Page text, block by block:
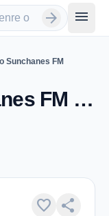
arrow_forward menu
Sunchanes FM
Radio Sunchanes FM - FM 95.7 - Sunchales
favorite share